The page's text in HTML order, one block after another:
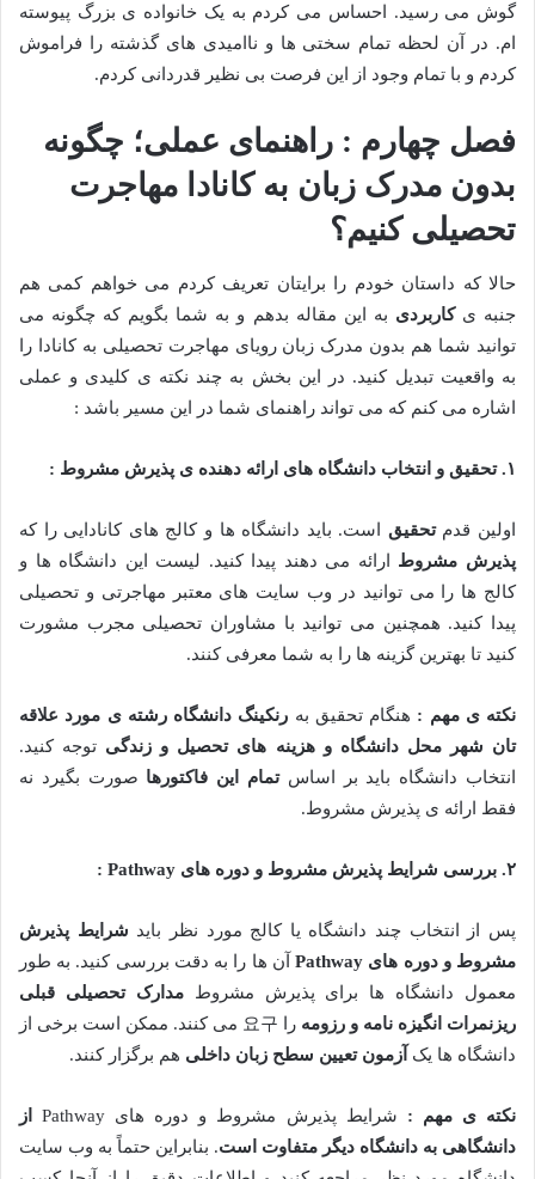
گوش می رسید. احساس می کردم به یک خانواده ی بزرگ پیوسته
ام. در آن لحظه تمام سختی ها و ناامیدی های گذشته را فراموش
کردم و با تمام وجود از این فرصت بی نظیر قدردانی کردم.
فصل چهارم : راهنمای عملی؛ چگونه
بدون مدرک زبان به کانادا مهاجرت
تحصیلی کنیم؟
حالا که داستان خودم را برایتان تعریف کردم می خواهم کمی هم
جنبه یکاربردی به این مقاله بدهم و به شما بگویم که چگونه می
توانید شما هم بدون مدرک زبان رویای مهاجرت تحصیلی به کانادا را
به واقعیت تبدیل کنید. در این بخش به چند نکته ی کلیدی و عملی
اشاره می کنم که می تواند راهنمای شما در این مسیر باشد :
۱.تحقیق و انتخاب دانشگاه های ارائه دهنده ی پذیرش مشروط :
اولین قدمتحقیق است. باید دانشگاه ها و کالج های کانادایی را که
پذیرش مشروط ارائه می دهند پیدا کنید. لیست این دانشگاه ها و
کالج ها را می توانید در وب سایت های معتبر مهاجرتی و تحصیلی
پیدا کنید. همچنین می توانید با مشاوران تحصیلی مجرب مشورت
کنید تا بهترین گزینه ها را به شما معرفی کنند.
نکته ی مهم : هنگام تحقیق به رنکینگ دانشگاه رشته ی مورد علاقه
تان شهر محل دانشگاه و هزینه های تحصیل و زندگی توجه کنید.
انتخاب دانشگاه باید بر اساستمام این فاکتورها صورت بگیرد نه
فقط ارائه ی پذیرش مشروط.
۲. بررسی شرایط پذیرش مشروط و دوره های :
پس از انتخاب چند دانشگاه یا کالج مورد نظر باید شرایط پذیرش
مشروط و دوره های
آن ها را به دقت بررسی کنید. به طور
معمول دانشگاه ها برای پذیرش مشروطمدارک تحصیلی قبلی
ریزنمرات انگیزه نامه و رزومه
را 요구 می کنند. ممکن است برخی از
دانشگاه ها یک آزمون تعیین سطح زبان داخلی هم برگزار کنند.
نکته ی مهم : شرایط پذیرش مشروط و دوره های Pathway
از
دانشگاهی به دانشگاه دیگر متفاوت است. بنابراین حتماً به وب سایت